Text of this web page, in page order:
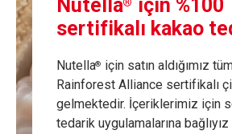
Nutella
için %100
sertifikalı kakao
Nutella® için satın aldığımız
Rainforest Alliance sertifikalı
gelmektedir. İçeriklerimiz için
tedarik uygulamalarına